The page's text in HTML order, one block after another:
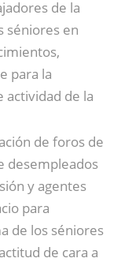
de la
séniores en
para la
actividad de la
de foros de
desempleados
y agentes
para
de los séniores
de cara a